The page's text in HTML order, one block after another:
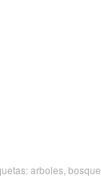
arboles bosque